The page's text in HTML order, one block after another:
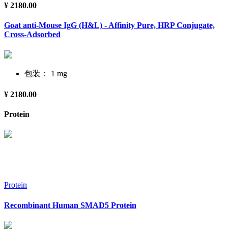
¥ 2180.00
Goat anti-Mouse IgG (H&L) - Affinity Pure, HRP Conjugate,
Cross-Adsorbed
包装： 1 mg
¥ 2180.00
Protein
Protein
Recombinant Human SMAD5 Protein